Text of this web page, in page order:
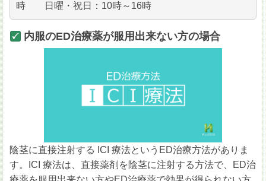
時 日曜・祝日：10時～16時
内服のED治療薬が服用出来ない方の場合
陰茎に直接注射する ICI 療法というED治療方法がありま
す。ICI 療法は、直接薬剤を陰茎に注射する方法で、ED治